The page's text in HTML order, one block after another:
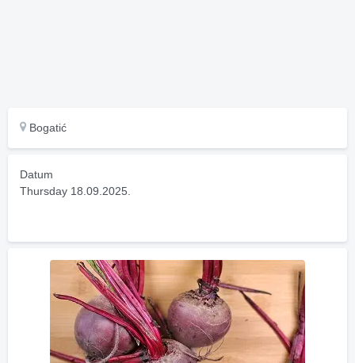
Bogatić
Datum
Thursday 18.09.2025.